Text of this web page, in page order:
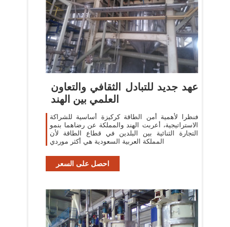
عهد جديد للتبادل الثقافي والتعاون
العلمي بين الهند
فنظرا لأهمية أمن الطاقة كركيزة أساسية للشراكة
الاستراتيجية، أعربت الهند والمملكة عن رضاهما بنمو
التجارة الثنائية بين البلدين في قطاع الطاقة لأن
المملكة العربية السعودية هي أكثر موردي
احصل على السعر